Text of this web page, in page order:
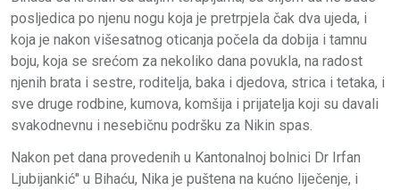
posljedica po njenu nogu koja je pretrpjela čak dva ujeda, i
koja je nakon višesatnog oticanja počela da dobija i tamnu
boju, koja se srećom za nekoliko dana povukla, na radost
njenih brata i sestre, roditelja, baka i djedova, strica i tetaka, i
sve druge rodbine, kumova, komšija i prijatelja koji su davali
svakodnevnu i nesebičnu podršku za Nikin spas.
Nakon pet dana provedenih u Kantonalnoj bolnici Dr Irfan
Ljubijankić" u Bihaću, Nika je puštena na kućno liječenje, i